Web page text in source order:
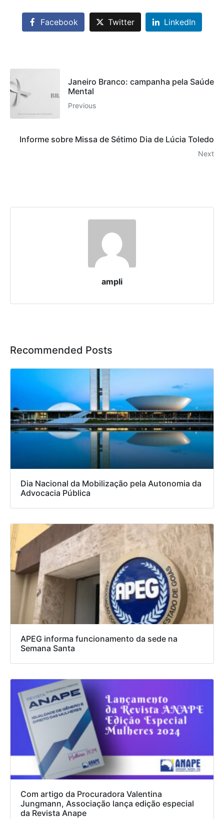
Facebook Twitter LinkedIn
Janeiro Branco: campanha pela Saúde
Mental
Previous
Informe sobre Missa de Sétimo Dia de Lúcia Toledo
Next
ampli
Recommended Posts
Dia Nacional da Mobilização pela Autonomia da
Advocacia Pública
APEG informa funcionamento da sede na
Semana Santa
Com artigo da Procuradora Valentina
Jungmann, Associação lança edição especial
da Revista Anape